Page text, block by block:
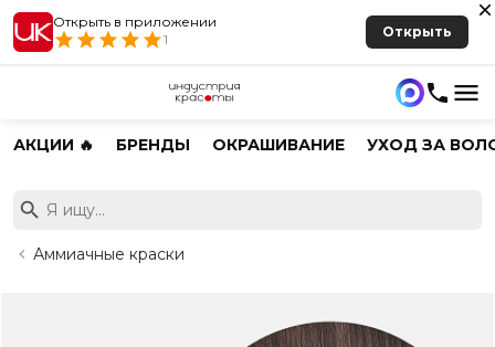
Открыть в приложении
1
Открыть
АКЦИИ 🔥 БРЕНДЫ ОКРАШИВАНИЕ УХОД ЗА
Аммиачные краски